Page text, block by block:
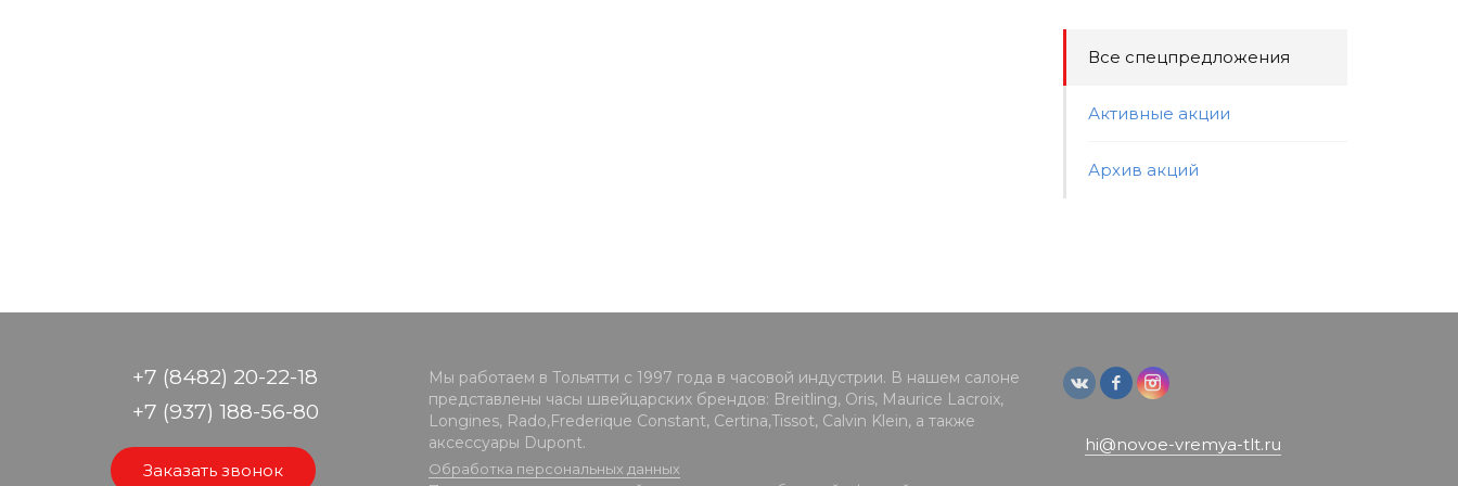
Все спецпредложения
Активные акции
Архив акций
+7 (8482) 20-22-18
+7 (937) 188-56-80
Заказать звонок
Мы работаем в Тольятти с 1997 года в часовой индустрии. В нашем салоне
представлены часы швейцарских брендов: Breitling, Oris, Maurice Lacroix,
Longines, Rado,Frederique Constant, Certina,Tissot, Calvin Klein, а также
аксессуары Dupont.
Обработка персональных данных
hi@novoe-vremya-tlt.ru